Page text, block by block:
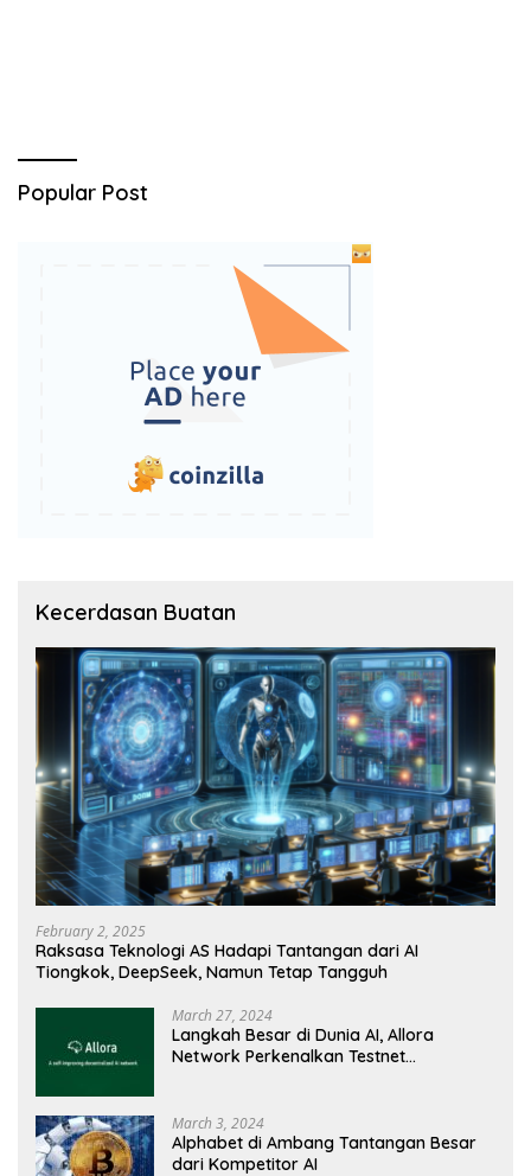
Popular Post
Kecerdasan Buatan
February 2, 2025
Raksasa Teknologi AS Hadapi Tantangan dari AI
Tiongkok, DeepSeek, Namun Tetap Tangguh
March 27, 2024
Langkah Besar di Dunia AI, Allora
Network Perkenalkan Testnet
March 3, 2024
Alphabet di Ambang Tantangan Besar
dari Kompetitor AI